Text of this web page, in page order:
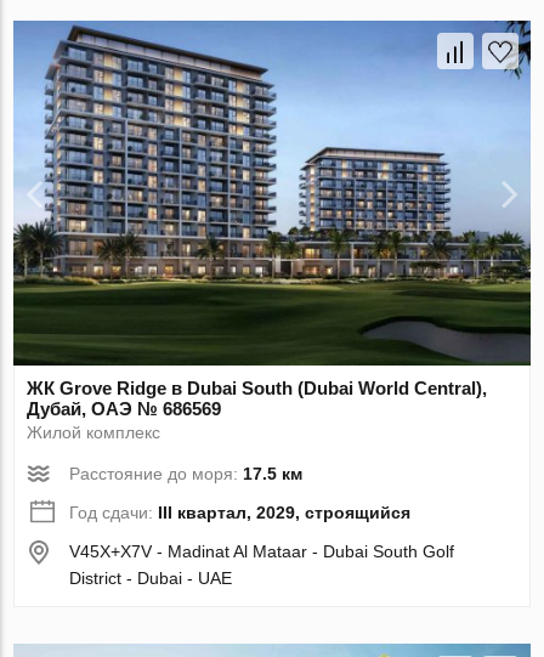
ЖК Grove Ridge в Dubai South (Dubai World Central),
Дубай, ОАЭ № 686569
Жилой комплекс
Расстояние до моря: 17.5 км
Год сдачи: III квартал, 2029, строящийся
V45X+X7V - Madinat Al Mataar - Dubai South Golf
District - Dubai - UAE